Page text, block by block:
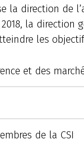
la direction de
la direction
les
et des
de la CSI